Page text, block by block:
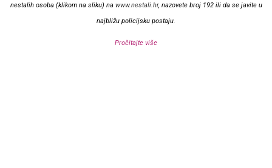
nestalih osoba (klikom na sliku) na www.nestali.hr, nazovete broj 192 ili da se javite u
najbližu policijsku postaju.
Pročitajte više